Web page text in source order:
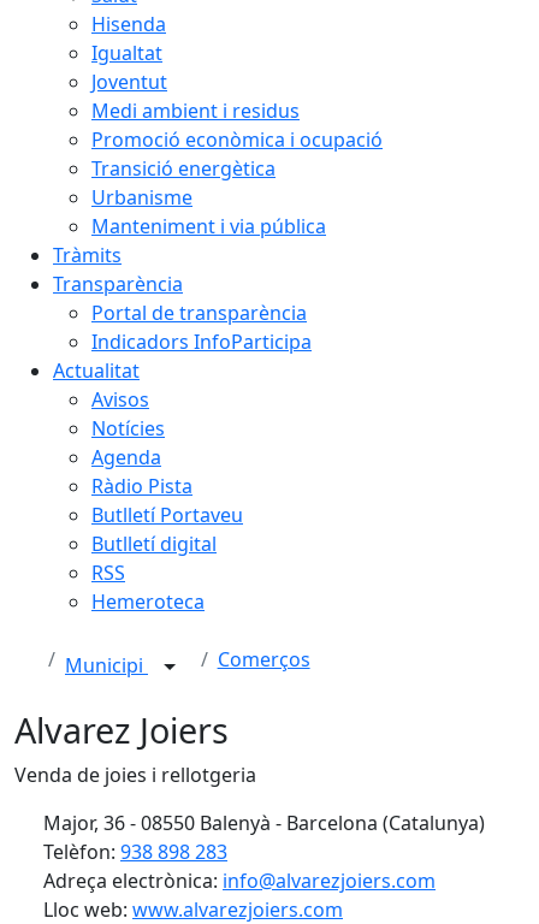
Hisenda
Igualtat
Joventut
Medi ambient i residus
Promoció econòmica i ocupació
Transició energètica
Urbanisme
Manteniment i via pública
Tràmits
Transparència
Portal de transparència
Indicadors InfoParticipa
Actualitat
Avisos
Notícies
Agenda
Ràdio Pista
Butlletí Portaveu
Butlletí digital
RSS
Hemeroteca
Municipi Comerços
Alvarez Joiers
Venda de joies i rellotgeria
Major, 36 - 08550 Balenyà - Barcelona (Catalunya)
Telèfon: 938 898 283
Adreça electrònica: info@alvarezjoiers.com
Lloc web: www.alvarezjoiers.com